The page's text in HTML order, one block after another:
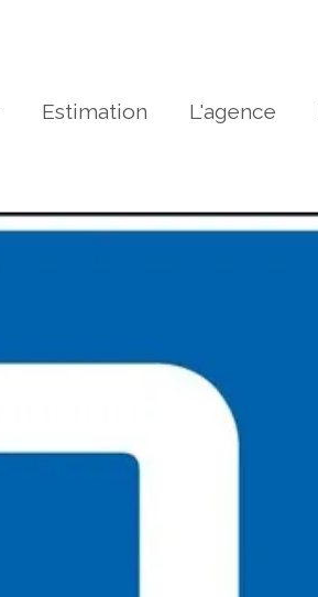
Estimation L'agence